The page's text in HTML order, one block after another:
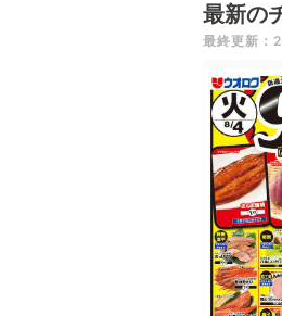
最新の
最終更新